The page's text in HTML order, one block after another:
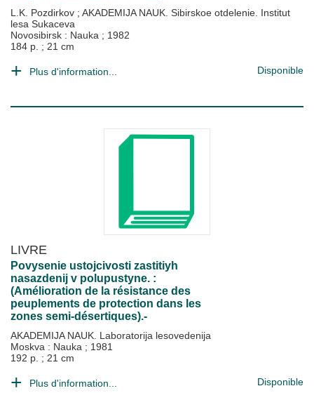
L.K. Pozdirkov ; AKADEMIJA NAUK. Sibirskoe otdelenie. Institut
lesa Sukaceva
Novosibirsk : Nauka ; 1982
184 p. ; 21 cm
Plus d'information... Disponible
LIVRE
Povysenie ustojcivosti zastitiyh
nasazdenij v polupustyne. :
(Amélioration de la résistance des
peuplements de protection dans les
zones semi-désertiques).-
AKADEMIJA NAUK. Laboratorija lesovedenija
Moskva : Nauka ; 1981
192 p. ; 21 cm
Plus d'information... Disponible